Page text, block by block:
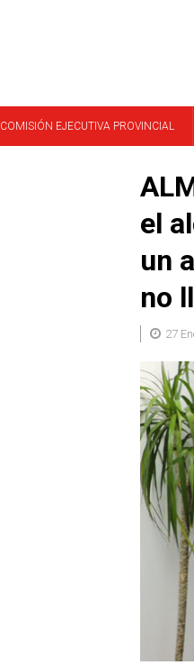
COMISIÓN EJECUTIVA PROVINCIAL
el
un
no
27